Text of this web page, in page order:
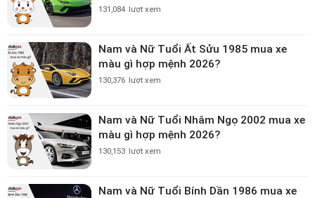
131,084 lượt xem
Nam và Nữ Tuổi Ất Sửu 1985 mua xe
màu gì hợp mệnh 2026?
130,376 lượt xem
Nam và Nữ Tuổi Nhâm Ngọ 2002 mua xe
màu gì hợp mệnh 2026?
130,153 lượt xem
Nam và Nữ Tuổi Bính Dần 1986 mua xe